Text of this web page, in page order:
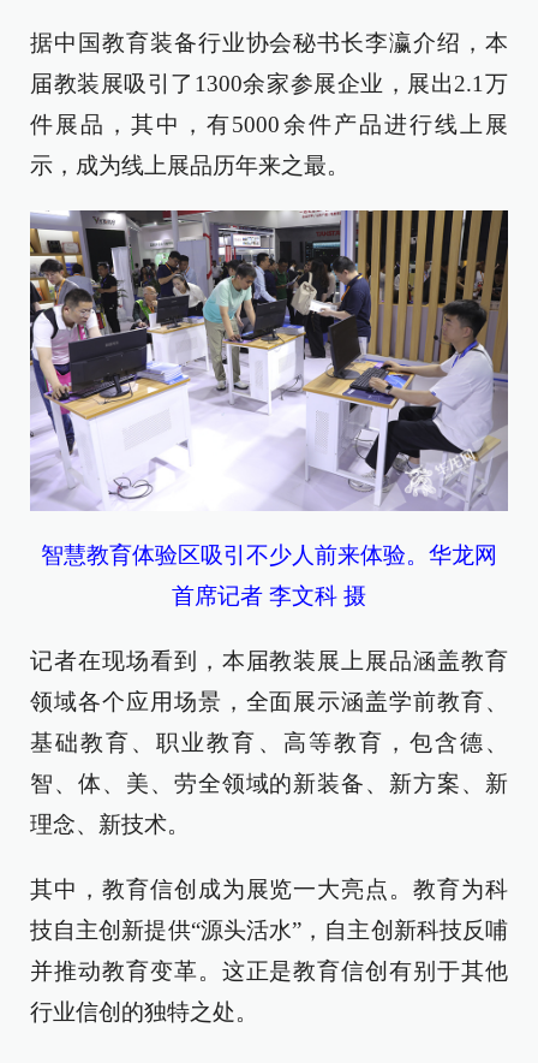
据中国教育装备行业协会秘书长李瀛介绍，本
届教装展吸引了1300余家参展企业，展出2.1万
件展品，其中，有5000余件产品进行线上展
示，成为线上展品历年来之最。
智慧教育体验区吸引不少人前来体验。华龙网
首席记者 李文科 摄
记者在现场看到，本届教装展上展品涵盖教育
领域各个应用场景，全面展示涵盖学前教育、
基础教育、职业教育、高等教育，包含德、
智、体、美、劳全领域的新装备、新方案、新
理念、新技术。
其中，教育信创成为展览一大亮点。教育为科
技自主创新提供“源头活水”，自主创新科技反哺
并推动教育变革。这正是教育信创有别于其他
行业信创的独特之处。